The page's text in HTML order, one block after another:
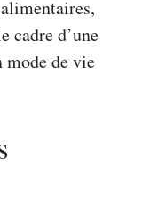
cadre d’une
de vie